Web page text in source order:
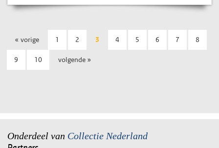
« vorige 1 2 3 4 5 6 7 8
9 10 volgende »
Onderdeel van Collectie Nederland